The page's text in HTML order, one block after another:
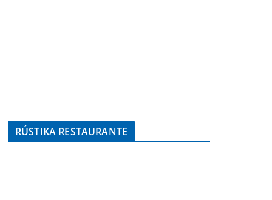
RÚSTIKA RESTAURANTE